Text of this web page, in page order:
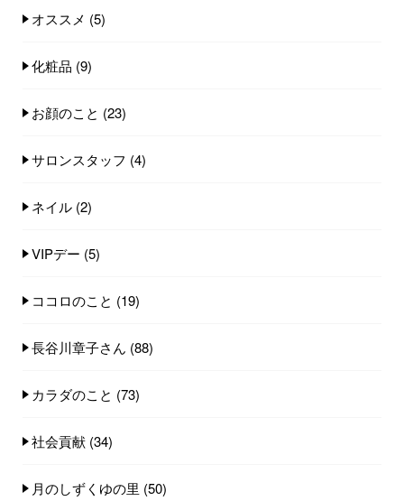
オススメ (5)
化粧品 (9)
お顔のこと (23)
サロンスタッフ (4)
ネイル (2)
VIPデー (5)
ココロのこと (19)
長谷川章子さん (88)
カラダのこと (73)
社会貢献 (34)
月のしずくゆの里 (50)